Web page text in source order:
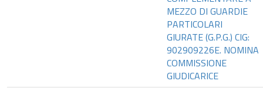
MEZZO DI GUARDIE
PARTICOLARI
GIURATE (G.P.G.) CIG:
902909226E. NOMINA
COMMISSIONE
GIUDICARICE